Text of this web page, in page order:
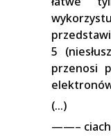
5
przenosi
(…)
——–